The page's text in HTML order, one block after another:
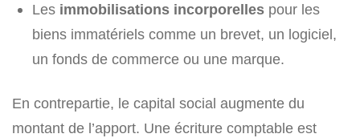
Les immobilisations incorporelles pour les
biens immatériels comme un brevet, un logiciel,
un fonds de commerce ou une marque.
En contrepartie, le capital social augmente du
montant de l’apport. Une écriture comptable est